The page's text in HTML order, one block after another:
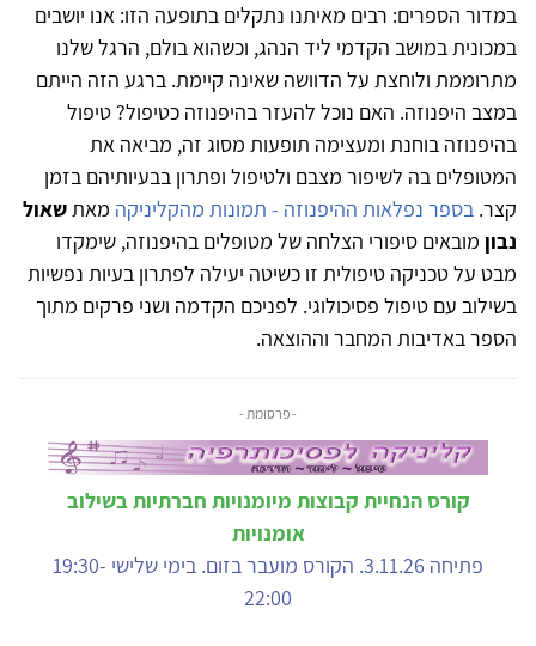
במדור הספרים: רבים מאיתנו נתקלים בתופעה הזו: אנו יושבים
במכונית במושב הקדמי ליד הנהג, וכשהוא בולם, הרגל שלנו
מתרוממת ולוחצת על הדוושה שאינה קיימת. ברגע הזה הייתם
במצב היפנוזה. האם נוכל להעזר בהיפנוזה כטיפול? טיפול
בהיפנוזה בוחנת ומעצימה תופעות מסוג זה, מביאה את
המטופלים בה לשיפור מצבם ולטיפול ופתרון בבעיותיהם בזמן
קצר. בספר נפלאות ההיפנוזה - תמונות מהקליניקה מאתשאול
נבון מובאים סיפורי הצלחה של מטופלים בהיפנוזה, שימקדו
מבט על טכניקה טיפולית זו כשיטה יעילה לפתרון בעיות נפשיות
בשילוב עם טיפול פסיכולוגי. לפניכם הקדמה ושני פרקים מתוך
הספר באדיבות המחבר וההוצאה.
- פרסומת -
קורס הנחיית קבוצות מיומנויות חברתיות בשילוב
אומנויות
פתיחה 3.11.26. הקורס מועבר בזום. בימי שלישי 19:30-
22:00